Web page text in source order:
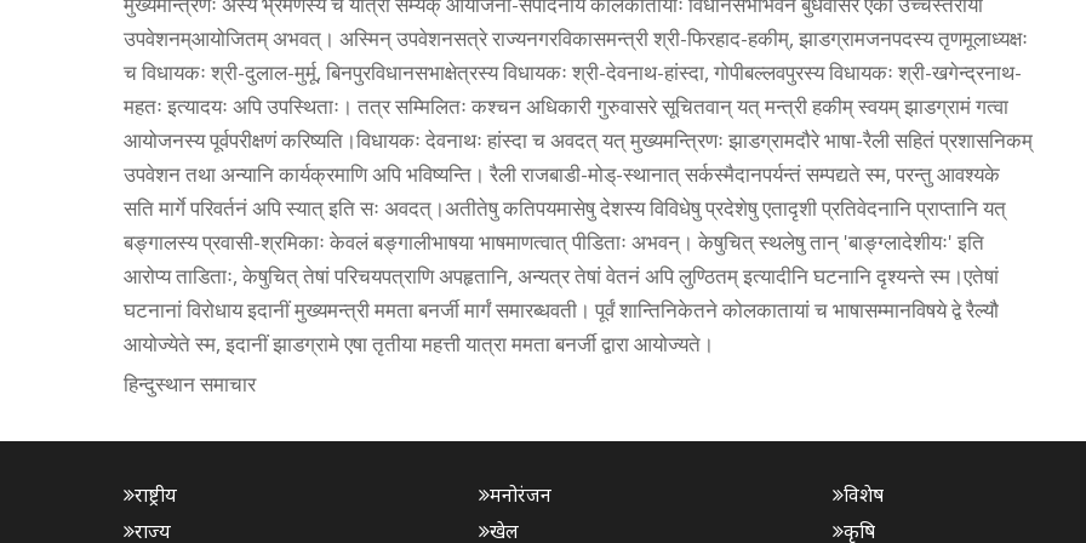
उपवेशनम्आयोजितम् अभवत्। अस्मिन् उपवेशनसत्रे राज्यनगरविकासमन्त्री श्री-फिरहाद-हकीम्, झाडग्रामजनपदस्य तृणमूलाध्यक्षः
च विधायकः श्री-दुलाल-मुर्मू, बिनपुरविधानसभाक्षेत्रस्य विधायकः श्री-देवनाथ-हांस्दा, गोपीबल्लवपुरस्य विधायकः श्री-खगेन्द्रनाथ-
महतः इत्यादयः अपि उपस्थिताः। तत्र सम्मिलितः कश्चन अधिकारी गुरुवासरे सूचितवान् यत् मन्त्री हकीम् स्वयम् झाडग्रामं गत्वा
आयोजनस्य पूर्वपरीक्षणं करिष्यति।विधायकः देवनाथः हांस्दा च अवदत् यत् मुख्यमन्त्रिणः झाडग्रामदौरे भाषा-रैली सहितं प्रशासनिकम्
उपवेशन तथा अन्यानि कार्यक्रमाणि अपि भविष्यन्ति। रैली राजबाडी-मोड्-स्थानात् सर्कस्मैदानपर्यन्तं सम्पद्यते स्म, परन्तु आवश्यके
सति मार्गे परिवर्तनं अपि स्यात् इति सः अवदत्।अतीतेषु कतिपयमासेषु देशस्य विविधेषु प्रदेशेषु एतादृशी प्रतिवेदनानि प्राप्तानि यत्
बङ्गालस्य प्रवासी-श्रमिकाः केवलं बङ्गालीभाषया भाषमाणत्वात् पीडिताः अभवन्। केषुचित् स्थलेषु तान् 'बाङ्ग्लादेशीयः' इति
आरोप्य ताडिताः, केषुचित् तेषां परिचयपत्राणि अपहृतानि, अन्यत्र तेषां वेतनं अपि लुण्ठितम् इत्यादीनि घटनानि दृश्यन्ते स्म।एतेषां
घटनानां विरोधाय इदानीं मुख्यमन्त्री ममता बनर्जी मार्गं समारब्धवती। पूर्वं शान्तिनिकेतने कोलकातायां च भाषासम्मानविषये द्वे रैल्यौ
आयोज्येते स्म, इदानीं झाडग्रामे एषा तृतीया महत्ती यात्रा ममता बनर्जी द्वारा आयोज्यते।
हिन्दुस्थान समाचार
राष्ट्रीय
राज्य
मनोरंजन
खेल
विशेष
कृषि